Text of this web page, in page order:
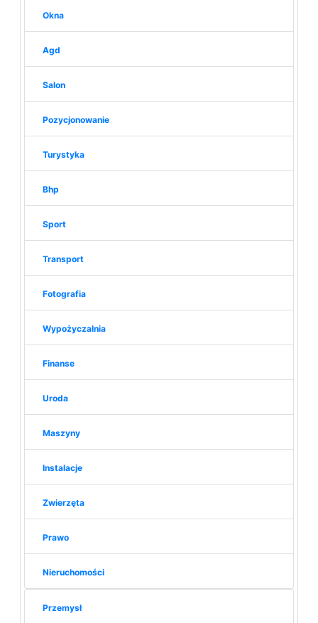
Okna
Agd
Salon
Pozycjonowanie
Turystyka
Bhp
Sport
Transport
Fotografia
Wypożyczalnia
Finanse
Uroda
Maszyny
Instalacje
Zwierzęta
Prawo
Nieruchomości
Przemysł